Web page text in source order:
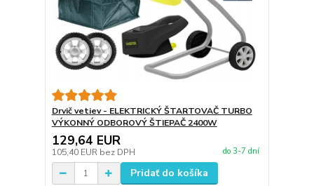
Drvič vetiev - ELEKTRICKÝ ŠTARTOVAČ TURBO
VÝKONNÝ ODBOROVÝ ŠTIEPAČ 2400W
129,64 EUR
105,40 EUR bez DPH do 3-7 dní
Pridať do košíka